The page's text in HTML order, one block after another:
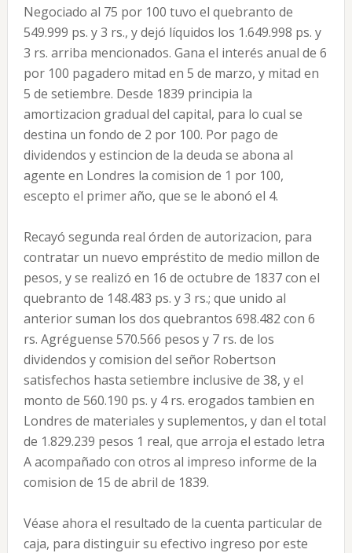
Negociado al 75 por 100 tuvo el quebranto de
549.999 ps. y 3 rs., y dejó líquidos los 1.649.998 ps. y
3 rs. arriba mencionados. Gana el interés anual de 6
por 100 pagadero mitad en 5 de marzo, y mitad en
5 de setiembre. Desde 1839 principia la
amortizacion gradual del capital, para lo cual se
destina un fondo de 2 por 100. Por pago de
dividendos y estincion de la deuda se abona al
agente en Londres la comision de 1 por 100,
escepto el primer año, que se le abonó el 4.
Recayó segunda real órden de autorizacion, para
contratar un nuevo empréstito de medio millon de
pesos, y se realizó en 16 de octubre de 1837 con el
quebranto de 148.483 ps. y 3 rs.; que unido al
anterior suman los dos quebrantos 698.482 con 6
rs. Agréguense 570.566 pesos y 7 rs. de los
dividendos y comision del señor Robertson
satisfechos hasta setiembre inclusive de 38, y el
monto de 560.190 ps. y 4 rs. erogados tambien en
Londres de materiales y suplementos, y dan el total
de 1.829.239 pesos 1 real, que arroja el estado letra
A acompañado con otros al impreso informe de la
comision de 15 de abril de 1839.
Véase ahora el resultado de la cuenta particular de
caja, para distinguir su efectivo ingreso por este